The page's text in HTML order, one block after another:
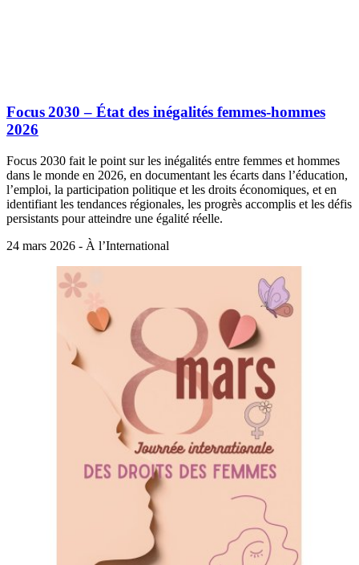
Focus 2030 – État des inégalités femmes‑hommes
2026
Focus 2030 fait le point sur les inégalités entre femmes et hommes
dans le monde en 2026, en documentant les écarts dans l’éducation,
l’emploi, la participation politique et les droits économiques, et en
identifiant les tendances régionales, les progrès accomplis et les défis
persistants pour atteindre une égalité réelle.
24 mars 2026 - À l’International